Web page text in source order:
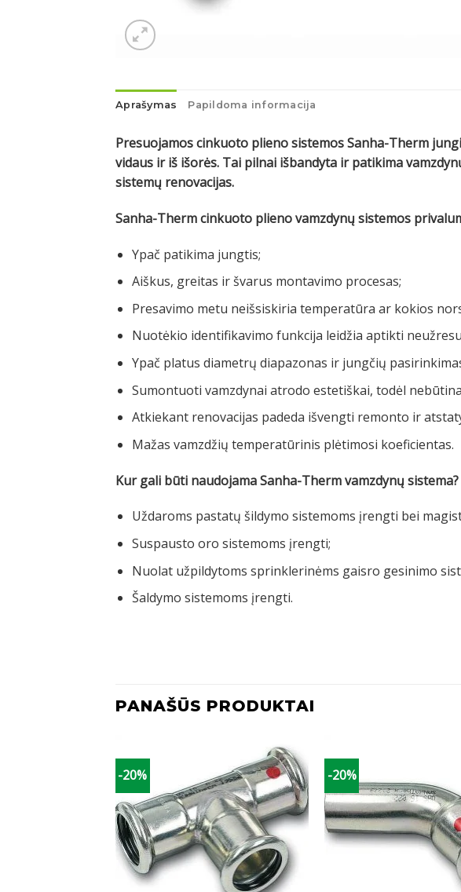
Aprašymas Papildoma informacija
Presuojamos cinkuoto plieno sistemos Sanha-Therm
vidaus ir iš išorės. Tai pilnai išbandyta ir patikima
sistemų renovacijas.
Sanha-Therm cinkuoto plieno vamzdynų sistemos
Ypač patikima jungtis;
Aiškus, greitas ir švarus montavimo procesas;
Presavimo metu neišsiskiria temperatūra ar kokios
Nuotėkio identifikavimo funkcija leidžia aptikti
Ypač platus diametrų diapazonas ir jungčių
Sumontuoti vamzdynai atrodo estetiškai, todėl
Atkiekant renovacijas padeda išvengti remonto ir
Mažas vamzdžių temperatūrinis plėtimosi koeficientas.
Kur gali būti naudojama Sanha-Therm vamzdynų sistema?
Uždaroms pastatų šildymo sistemoms įrengti bei
Suspausto oro sistemoms įrengti;
Nuolat užpildytoms sprinklerinėms gaisro gesinimo
Šaldymo sistemoms įrengti.
PANAŠŪS PRODUKTAI
-20% -20%